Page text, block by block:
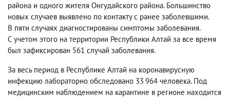
района и одного жителя Онгудайского района. Большинство
новых случаев выявлено по контакту с ранее заболевшими.
В пяти случаях диагностированы симптомы заболевания.
С учетом этого на территории Республики Алтай за все время
был зафиксирован 561 случай заболевания.
За весь период в Республике Алтай на коронавирусную
инфекцию лабораторно обследовано 33 964 человека. Под
медицинским наблюдением на карантине в регионе находится